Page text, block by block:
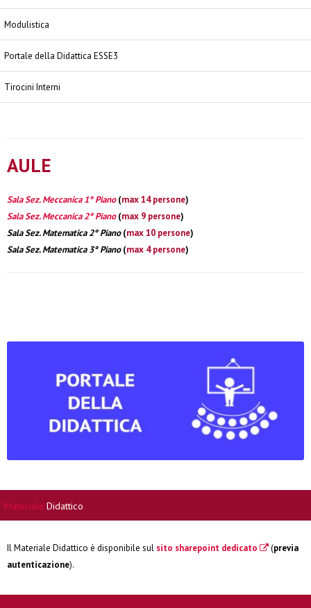
Modulistica
Portale della Didattica ESSE3
Tirocini Interni
AULE
Sala Sez. Meccanica 1° Piano(max 14 persone)
Sala Sez. Meccanica 2° Piano(max 9 persone)
Sala Sez. Matematica 2° Piano(max 10 persone)
Sala Sez. Matematica 3° Piano(max 4 persone)
Materiale Didattico
Il Materiale Didattico è disponibile sul sito sharepoint dedicato (previa
autenticazione).